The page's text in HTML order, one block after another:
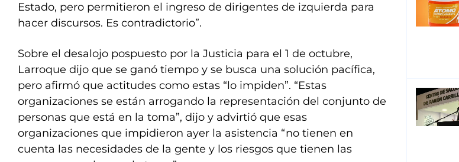
Estado, pero permitieron el ingreso de dirigentes de izquierda para
hacer discursos. Es contradictorio”.
Sobre el desalojo pospuesto por la Justicia para el 1 de octubre,
Larroque dijo que se ganó tiempo y se busca una solución pacífica,
pero afirmó que actitudes como estas “lo impiden”. “Estas
organizaciones se están arrogando la representación del conjunto de
personas que está en la toma”, dijo y advirtió que esas
organizaciones que impidieron ayer la asistencia “no tienen en
cuenta las necesidades de la gente y los riesgos que tienen las